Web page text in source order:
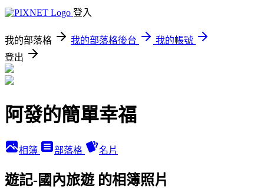
登入
我的部落格 我的部落格後台
我的帳號
登出
阿發的簡單幸福
相簿 部落格 名片
遊記-國內旅遊 的相簿照片